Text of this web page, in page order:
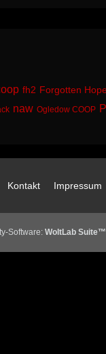
fh2 Forgotten Hope
naw Ogledow COOP
Kontakt Impressum
Software: WoltLab Suite™